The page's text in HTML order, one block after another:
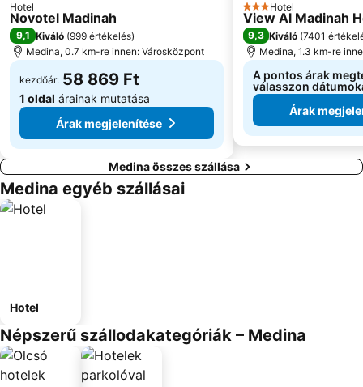
Hotel
Novotel Madinah
9,1 Kiváló (999 értékelés)
Medina, 0.7 km-re innen: Városközpont
kezdőár: 58 869 Ft
1 oldal árainak mutatása
Árak megjelenítése
3 Kategória
Hotel
View Al Madinah
9,3 Kiváló (7401
Medina, 1.3 km-re
A pontos árak
válasszon
Árak
Medina összes szállása
Medina egyéb szállásai
Hotel
Népszerű szállodakategóriák – Medina